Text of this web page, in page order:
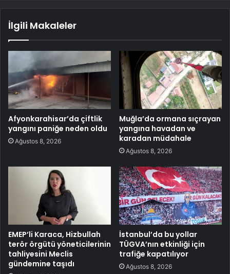
İlgili Makaleler
Afyonkarahisar’da çiftlik
yangını paniğe neden oldu
Ağustos 8, 2026
Muğla’da ormana sıçrayan
yangına havadan ve
karadan müdahale
Ağustos 8, 2026
EMEP’li Karaca, Hizbullah
terör örgütü yöneticilerinin
tahliyesini Meclis
gündemine taşıdı
İstanbul’da bu yollar
TÜGVA’nın etkinliği için
trafiğe kapatılıyor
Ağustos 8, 2026